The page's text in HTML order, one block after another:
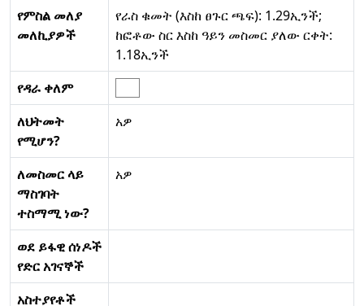
የምስል መለያ
መለኪያዎች
የራስ ቁመት (እስከ ፀጉር ጫፍ): 1.29ኢንች;
ከፎቶው ስር እስከ ዓይን መስመር ያለው ርቀት:
1.18ኢንች
የዳራ ቀለም
ለህትመት
የሚሆን?
አዎ
ለመስመር ላይ
ማስገባት
ተስማሚ ነው?
አዎ
ወደ ይፋዊ ሰነዶች
የድር አገናኞች
አስተያየቶች